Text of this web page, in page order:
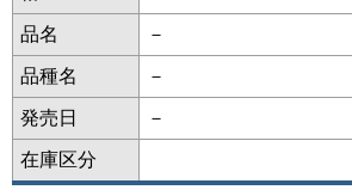
品名 －
品種名 －
発売日 －
在庫区分